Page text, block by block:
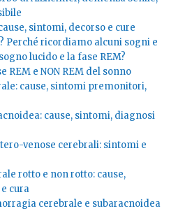
sintomi, decorso e cure
Perché ricordiamo alcuni sogni e
lucido e la fase REM?
REM e NON REM del sonno
cause, sintomi premonitori,
cause, sintomi, diagnosi
venose cerebrali: sintomi e
rotto e non rotto: cause,
cura
cerebrale e subaracnoidea